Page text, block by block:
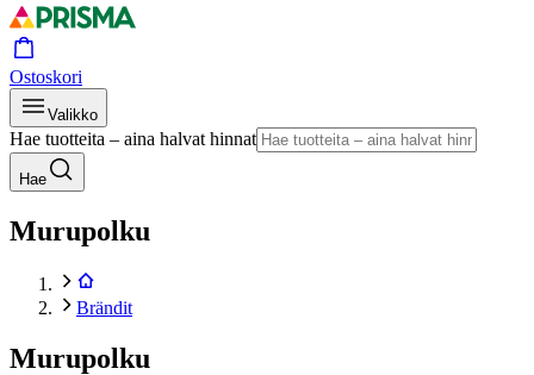
Ostoskori
Valikko
Hae tuotteita – aina halvat hinnat
Hae
Murupolku
Brändit
Murupolku